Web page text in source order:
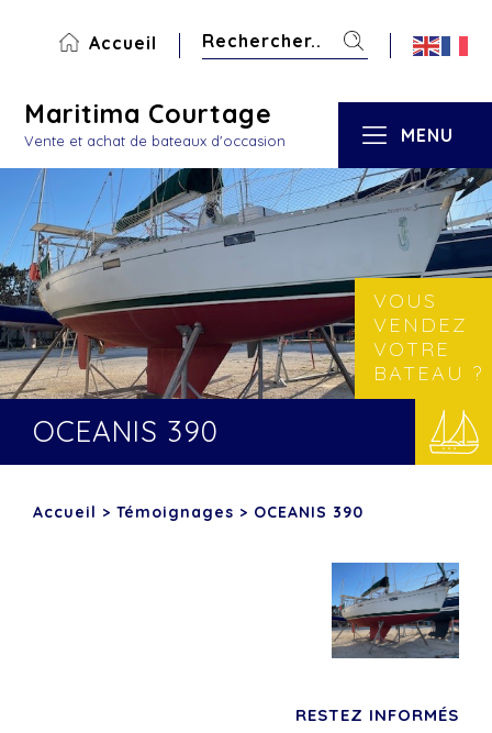
Accueil
Maritima Courtage
Vente et achat de bateaux d'occasion MENU
VOUS
VENDEZ
VOTRE
BATEAU ?
OCEANIS 390
Accueil > Témoignages > OCEANIS 390
RESTEZ INFORMÉS